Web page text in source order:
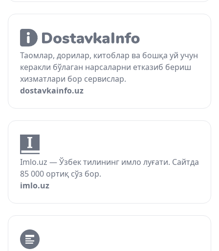
Таомлар, дорилар, китоблар ва бошқа уй учун
керакли бўлаган нарсаларни етказиб бериш
хизматлари бор сервислар.
dostavkainfo.uz
Imlo.uz — Ўзбек тилининг имло луғати. Сайтда
85 000 ортиқ сўз бор.
imlo.uz